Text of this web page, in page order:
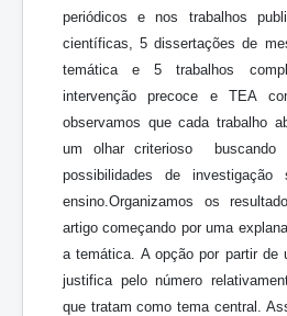
periódicos e nos trabalhos
científicas, 5 dissertações de
temática e 5 trabalhos
intervenção precoce e TEA
observamos que cada trabalho
um olhar criterioso buscando
possibilidades de
ensino.Organizamos os
artigo começando por uma
a temática. A opção por partir de
justifica pelo número
que tratam como tema central.